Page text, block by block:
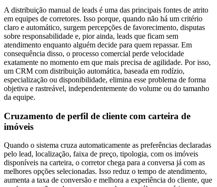
A distribuição manual de leads é uma das principais fontes de atrito
em equipes de corretores. Isso porque, quando não há um critério
claro e automático, surgem percepções de favorecimento, disputas
sobre responsabilidade e, pior ainda, leads que ficam sem
atendimento enquanto alguém decide para quem repassar. Em
consequência disso, o processo comercial perde velocidade
exatamente no momento em que mais precisa de agilidade. Por isso,
um CRM com distribuição automática, baseada em rodízio,
especialização ou disponibilidade, elimina esse problema de forma
objetiva e rastreável, independentemente do volume ou do tamanho
da equipe.
Cruzamento de perfil de cliente com carteira de
imóveis
Quando o sistema cruza automaticamente as preferências declaradas
pelo lead, localização, faixa de preço, tipologia, com os imóveis
disponíveis na carteira, o corretor chega para a conversa já com as
melhores opções selecionadas. Isso reduz o tempo de atendimento,
aumenta a taxa de conversão e melhora a experiência do cliente, que